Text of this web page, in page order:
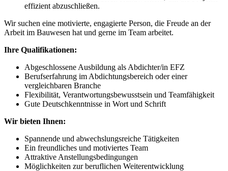
effizient abzuschließen.
Wir suchen eine motivierte, engagierte Person, die Freude an der
Arbeit im Bauwesen hat und gerne im Team arbeitet.
Ihre Qualifikationen:
Abgeschlossene Ausbildung als Abdichter/in EFZ
Berufserfahrung im Abdichtungsbereich oder einer
vergleichbaren Branche
Flexibilität, Verantwortungsbewusstsein und Teamfähigkeit
Gute Deutschkenntnisse in Wort und Schrift
Wir bieten Ihnen:
Spannende und abwechslungsreiche Tätigkeiten
Ein freundliches und motiviertes Team
Attraktive Anstellungsbedingungen
Möglichkeiten zur beruflichen Weiterentwicklung